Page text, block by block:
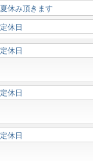
夏休み頂きます
定休日
定休日
定休日
定休日